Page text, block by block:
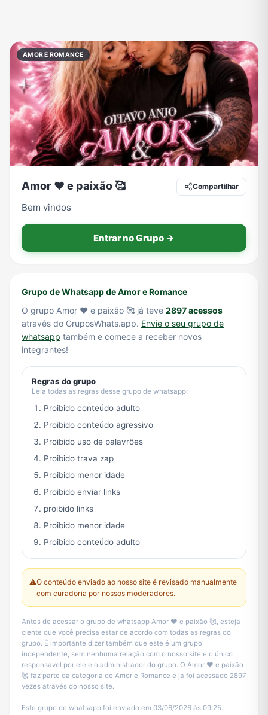
Notícias Outros Política Profissões
Receitas Redes Sociais Religião Shitpost
Vídeos
AMOR E ROMANCE
Amor ❤️ e paixão 🥰 Compartilhar
Bem vindos
Entrar no Grupo →
Grupo de Whatsapp de Amor e Romance
O grupo Amor ❤️ e paixão 🥰 já teve 2897 acessos
através do GruposWhats.app. Envie o seu grupo de
whatsapp também e comece a receber novos
integrantes!
Regras do grupo
Leia todas as regras desse grupo de whatsapp:
Proibido conteúdo adulto
Proibido conteúdo agressivo
Proibido uso de palavrões
Proibido trava zap
Proibido menor idade
Proibido enviar links
proibido links
Proibido menor idade
Proibido conteúdo adulto
⚠️O conteúdo enviado ao nosso site é revisado manualmente
com curadoria por nossos moderadores.
Antes de acessar o grupo de whatsapp Amor ❤️ e paixão 🥰, esteja
ciente que você precisa estar de acordo com todas as regras do
grupo. É importante dizer também que este é um grupo
independente, sem nenhuma relação com o nosso site e o único
responsável por ele é o administrador do grupo. O Amor ❤️ e paixão
🥰 faz parte da categoria de Amor e Romance e já foi acessado 2897
vezes através do nosso site.
Este grupo de whatsapp foi enviado em 03/06/2026 às 09:25.